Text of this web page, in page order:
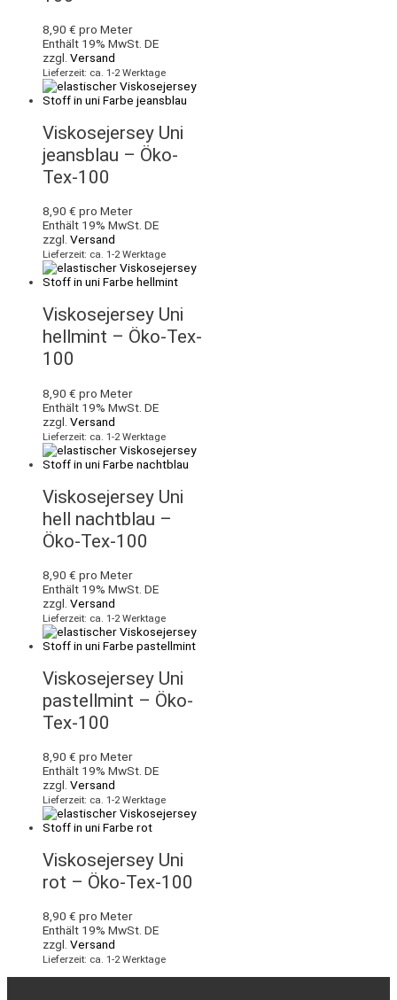
8,90 € pro Meter
Enthält 19% MwSt. DE
zzgl. Versand
Lieferzeit: ca. 1-2 Werktage
Viskosejersey Uni
jeansblau – Öko-
Tex-100
8,90 € pro Meter
Enthält 19% MwSt. DE
zzgl. Versand
Lieferzeit: ca. 1-2 Werktage
Viskosejersey Uni
hellmint – Öko-Tex-
100
8,90 € pro Meter
Enthält 19% MwSt. DE
zzgl. Versand
Lieferzeit: ca. 1-2 Werktage
Viskosejersey Uni
hell nachtblau –
Öko-Tex-100
8,90 € pro Meter
Enthält 19% MwSt. DE
zzgl. Versand
Lieferzeit: ca. 1-2 Werktage
Viskosejersey Uni
pastellmint – Öko-
Tex-100
8,90 € pro Meter
Enthält 19% MwSt. DE
zzgl. Versand
Lieferzeit: ca. 1-2 Werktage
Viskosejersey Uni
rot – Öko-Tex-100
8,90 € pro Meter
Enthält 19% MwSt. DE
zzgl. Versand
Lieferzeit: ca. 1-2 Werktage